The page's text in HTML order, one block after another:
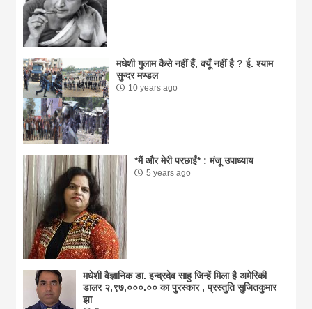
मधेशी गुलाम कैसे नहीं हैं, क्यूँ नहीं है ? ई. श्याम
सुन्दर मण्डल
10 years ago
*मैं और मेरी परछाईं* : मंजू उपाध्याय
5 years ago
मधेशी वैज्ञानिक डा. इन्द्रदेव साहु जिन्हें मिला है अमेरिकी
डालर २,९७,०००.०० का पुरस्कार , प्रस्तुति सुजितकुमार
झा